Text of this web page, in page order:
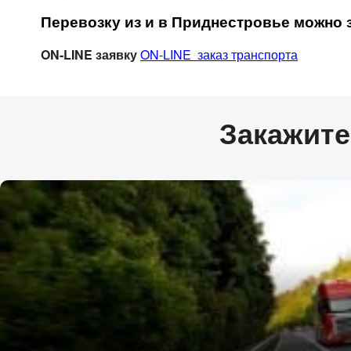
Перевозку из и в Приднестровье можно
ON-LINE заявкуON-LINE заказ транспорта